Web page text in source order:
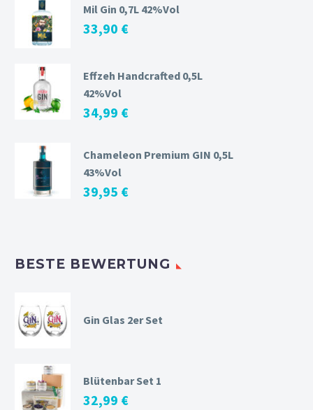
Mil Gin 0,7L 42%Vol
33,90 €
Effzeh Handcrafted 0,5L
42%Vol
34,99 €
Chameleon Premium GIN 0,5L
43%Vol
39,95 €
BESTE BEWERTUNG
Gin Glas 2er Set
Blütenbar Set 1
32,99 €